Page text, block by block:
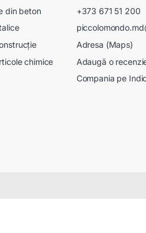
din beton
chimice
+373 671 51 200
Adresa (Maps)
Adaugă o
Compania pe